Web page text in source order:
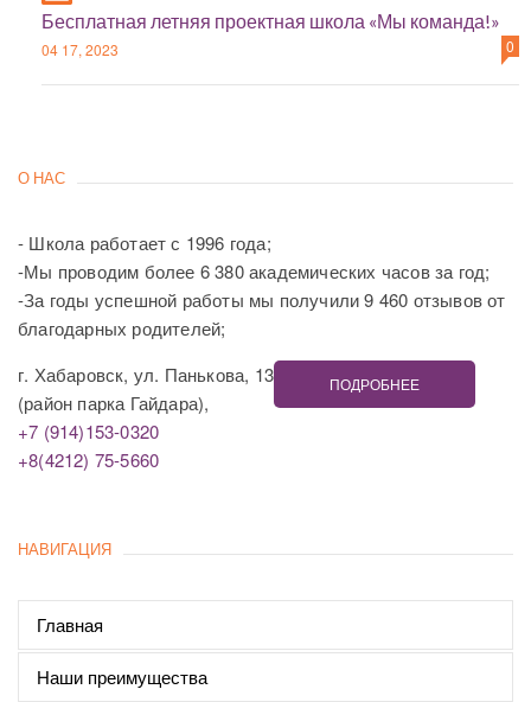
Бесплатная летняя проектная школа «Мы команда!»
04 17, 2023 0
О НАС
- Школа работает с 1996 года;
-Мы проводим более 6 380 академических часов за год;
-За годы успешной работы мы получили 9 460 отзывов от
благодарных родителей;
г. Хабаровск, ул. Панькова, 13
(район парка Гайдара),
+7 (914)153-0320
+8(4212) 75-5660
ПОДРОБНЕЕ
НАВИГАЦИЯ
Главная
Наши преимущества